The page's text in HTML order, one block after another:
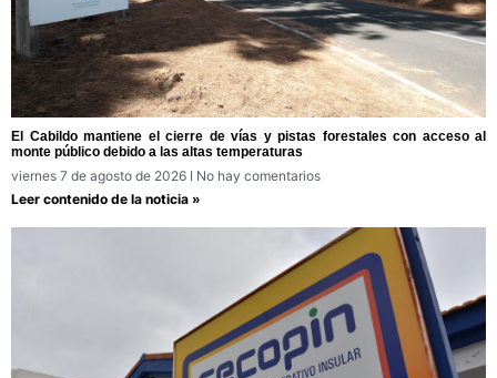
El Cabildo mantiene el cierre de vías y pistas forestales con acceso al
monte público debido a las altas temperaturas
viernes 7 de agosto de 2026
No hay comentarios
Leer contenido de la noticia »